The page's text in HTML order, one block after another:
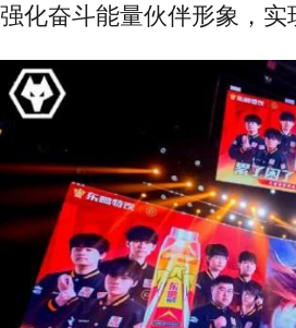
强化奋斗能量伙伴形象，